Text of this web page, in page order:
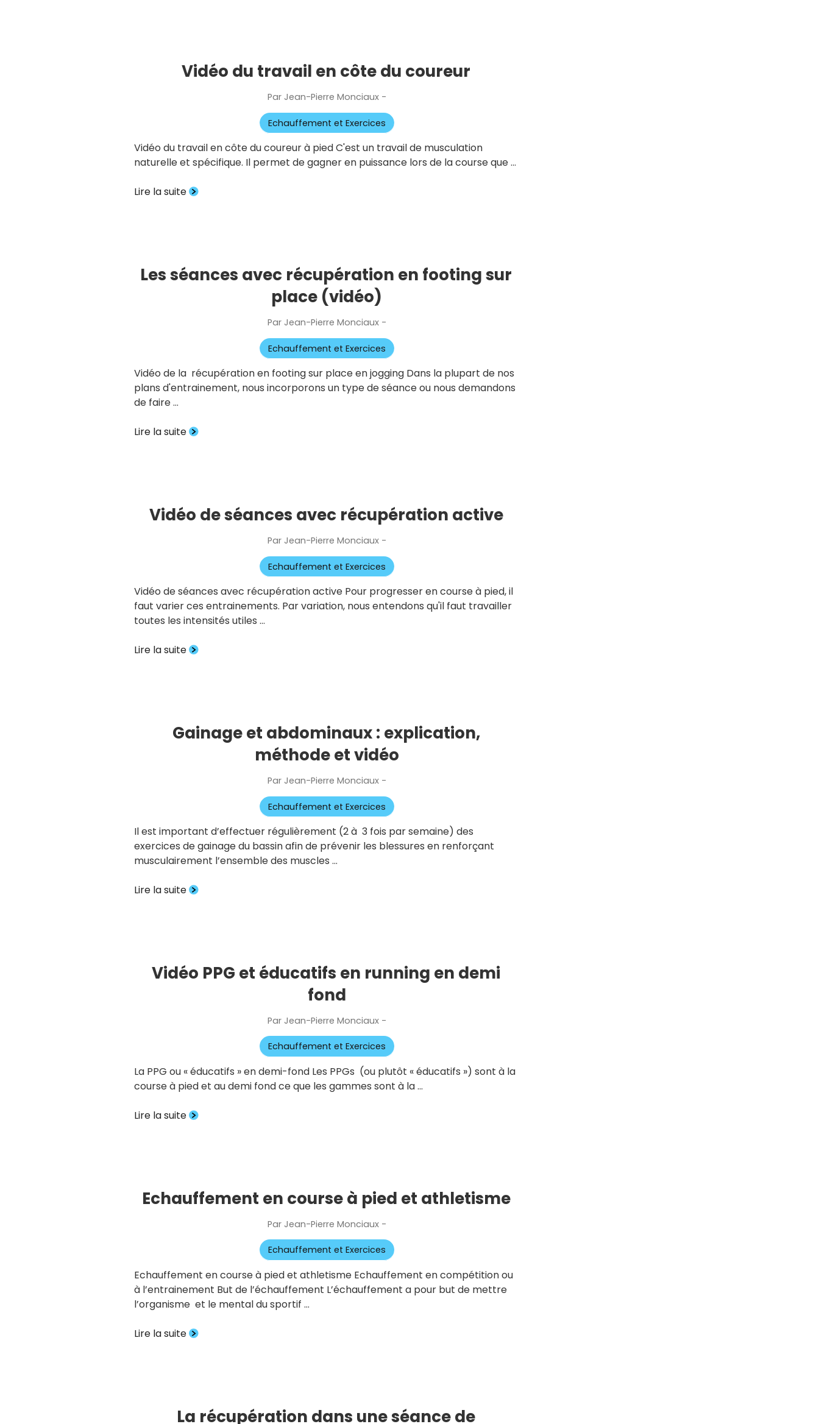
Vidéo du travail en côte du coureur
Par Jean-Pierre Monciaux-
le
Echauffement et Exercices
Vidéo du travail en côte du coureur à pied C'est un travail de musculation
naturelle et spécifique. Il permet de gagner en puissance lors de la course que …
Lire la suite
Les séances avec récupération en footing sur
place (vidéo)
Par Jean-Pierre Monciaux-
le
Echauffement et Exercices
Vidéo de la récupération en footing sur place en jogging Dans la plupart de nos
plans d'entrainement, nous incorporons un type de séance ou nous demandons
de faire …
Lire la suite
Vidéo de séances avec récupération active
Par Jean-Pierre Monciaux-
le
Echauffement et Exercices
Vidéo de séances avec récupération active Pour progresser en course à pied, il
faut varier ces entrainements. Par variation, nous entendons qu'il faut travailler
toutes les intensités utiles …
Lire la suite
Gainage et abdominaux : explication,
méthode et vidéo
Par Jean-Pierre Monciaux-
le
Echauffement et Exercices
Il est important d’effectuer régulièrement (2 à 3 fois par semaine) des
exercices de gainage du bassin afin de prévenir les blessures en renforçant
musculairement l’ensemble des muscles …
Lire la suite
Vidéo PPG et éducatifs en running en demi
fond
Par Jean-Pierre Monciaux-
le
Echauffement et Exercices
La PPG ou « éducatifs » en demi-fond Les PPGs (ou plutôt « éducatifs ») sont à la
course à pied et au demi fond ce que les gammes sont à la …
Lire la suite
Echauffement en course à pied et athletisme
Par Jean-Pierre Monciaux-
le
Echauffement et Exercices
Echauffement en course à pied et athletisme Echauffement en compétition ou
à l’entrainement But de l’échauffement L’échauffement a pour but de mettre
l’organisme et le mental du sportif …
Lire la suite
La récupération dans une séance de